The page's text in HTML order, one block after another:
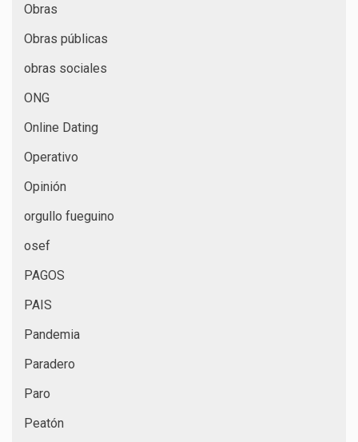
Obras
Obras públicas
obras sociales
ONG
Online Dating
Operativo
Opinión
orgullo fueguino
osef
PAGOS
PAIS
Pandemia
Paradero
Paro
Peatón